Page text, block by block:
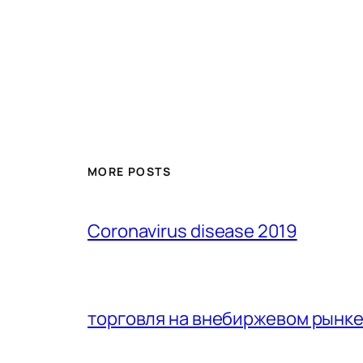
MORE POSTS
Coronavirus disease 2019
торговля на внебиржевом